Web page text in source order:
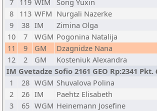
7
119 WIM Song Yuxin
8
113 WFM Nurgali Nazerke
9
38 IM Zimina Olga
10
7 WGM Pogonina Natalija
11
9 GM Dzagnidze Nana
12
2 GM Kosteniuk Alexandra
IM Gvetadze Sofio 2161 GEO Rp:2341 Pkt.
1
28 WGM Shuvalova Polina
2
26 IM Paehtz Elisabeth
3
65 WGM Heinemann Josefine